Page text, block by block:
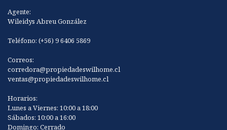
Agente:
Wileidys Abreu González
Teléfono: (+56) 9 6406 5869
Correos:
corredora@propiedadeswilhome.cl
ventas@propiedadeswilhome.cl
Horarios:
Lunes a Viernes: 10:00 a 18:00
Sábados: 10:00 a 16:00